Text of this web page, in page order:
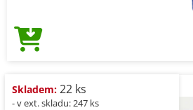
Skladem: 22 ks
- v ext. skladu: 247 ks